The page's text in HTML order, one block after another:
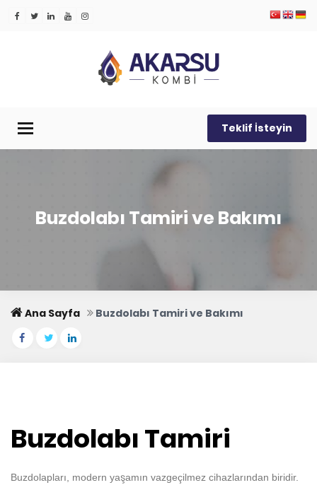
Menü Teklif İsteyin
Buzdolabı Tamiri ve Bakımı
Ana Sayfa Buzdolabı Tamiri ve Bakımı
Buzdolabı Tamiri
Buzdolapları, modern yaşamın vazgeçilmez cihazlarından biridir.